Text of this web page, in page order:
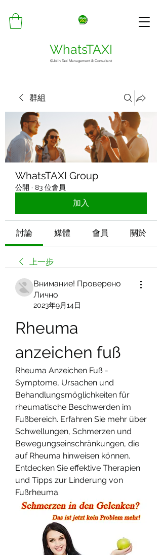
WhatsTAXI
©Jolin Taxi Management & Consultant
群組
WhatsTAXI Group
公開 · 83 位會員
加入
討論 媒體 會員 關於
上一步
Внимание! Проверено
Лично
2023年9月14日
Rheuma
anzeichen fuß
Rheuma Anzeichen Fuß -
Symptome, Ursachen und
Behandlungsmöglichkeiten für
rheumatische Beschwerden im
Fußbereich. Erfahren Sie mehr über
Schwellungen, Schmerzen und
Bewegungseinschränkungen, die
auf Rheuma hinweisen können.
Entdecken Sie effektive Therapien
und Tipps zur Linderung von
Fußrheuma.